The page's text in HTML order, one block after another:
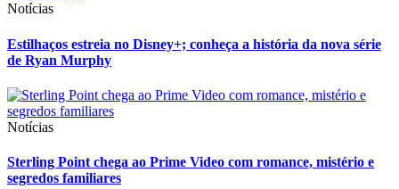
Notícias
Estilhaços estreia no Disney+; conheça a história da nova série
de Ryan Murphy
Notícias
Sterling Point chega ao Prime Video com romance, mistério e
segredos familiares